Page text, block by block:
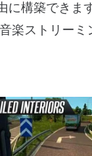
に構築できま
楽ストリーミ